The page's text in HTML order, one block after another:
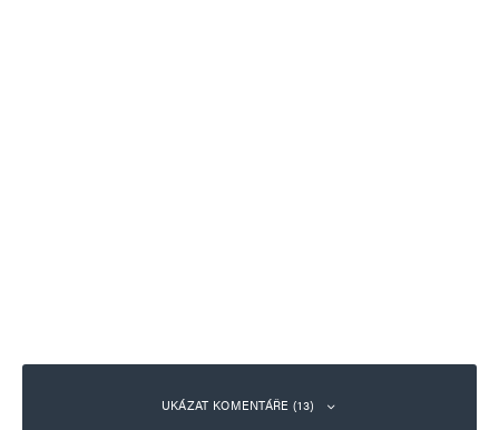
UKÁZAT KOMENTÁŘE (13)